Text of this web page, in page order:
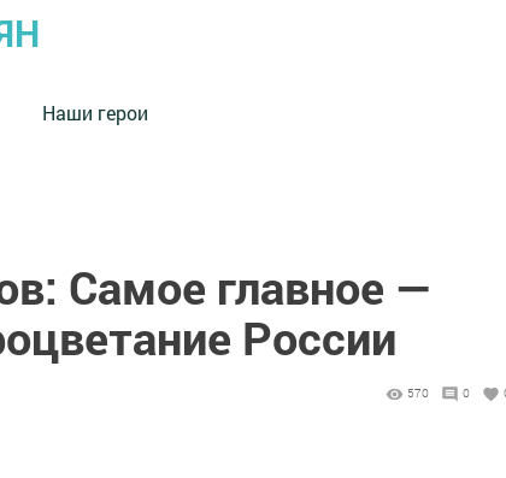
Наши герои
Самое главное —
России
570 0